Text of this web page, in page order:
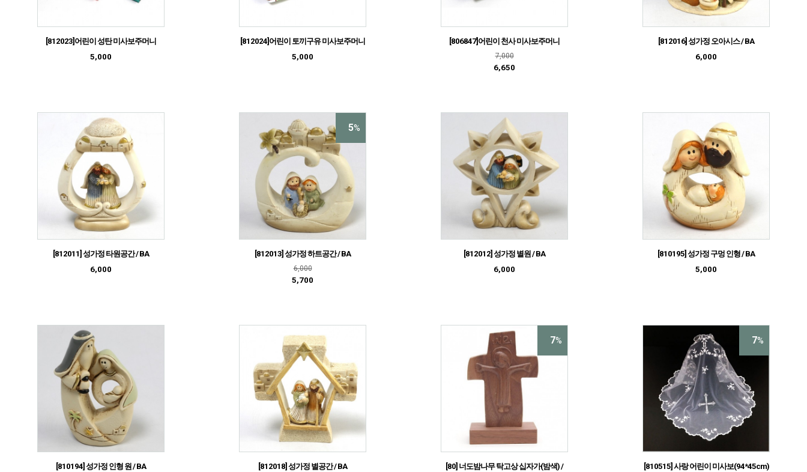
[812023]어린이 성탄 미사보주머니
5,000
[812024]어린이 토끼구유 미사보주머니
5,000
[806847]어린이 천사 미사보주머니
7,000
6,650
[812016] 성가정 오아시스 / BA
6,000
[812011] 성가정 타원공간 / BA
6,000
5%
[812013] 성가정 하트공간 / BA
6,000
5,700
[812012] 성가정 별원 / BA
6,000
[810195] 성가정 구멍 인형 / BA
5,000
[810194] 성가정 인형 원 / BA
[812018] 성가정 별공간 / BA
7%
[80] 너도밤나무 탁고상 십자가(밤색) /
7%
[810515] 사랑 어린이 미사보(94*45cm)